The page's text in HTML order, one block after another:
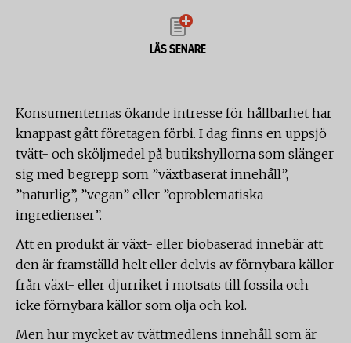
LÄS SENARE
Konsumenternas ökande intresse för hållbarhet har
knappast gått företagen förbi. I dag finns en uppsjö
tvätt- och sköljmedel på butikshyllorna som slänger
sig med begrepp som ”växtbaserat innehåll”,
”naturlig”, ”vegan” eller ”oproblematiska
ingredienser”.
Att en produkt är växt- eller biobaserad innebär att
den är framställd helt eller delvis av förnybara källor
från växt- eller djurriket i motsats till fossila och
icke förnybara källor som olja och kol.
Men hur mycket av tvättmedlens innehåll som är